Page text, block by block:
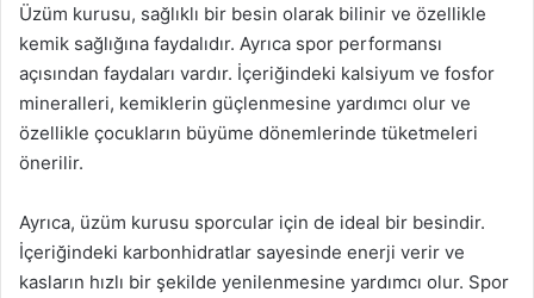
Üzüm kurusu, sağlıklı bir besin olarak bilinir ve özellikle
kemik sağlığına faydalıdır. Ayrıca spor performansı
açısından faydaları vardır. İçeriğindeki kalsiyum ve fosfor
mineralleri, kemiklerin güçlenmesine yardımcı olur ve
özellikle çocukların büyüme dönemlerinde tüketmeleri
önerilir.
Ayrıca, üzüm kurusu sporcular için de ideal bir besindir.
İçeriğindeki karbonhidratlar sayesinde enerji verir ve
kasların hızlı bir şekilde yenilenmesine yardımcı olur. Spor